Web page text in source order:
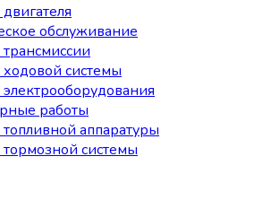
обслуживание
системы
работы
аппаратуры
системы